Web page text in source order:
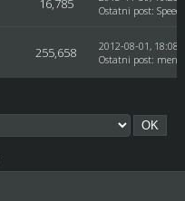
16,785
Ostatni post: Speed
255,658
2012-08-01,
Ostatni post: